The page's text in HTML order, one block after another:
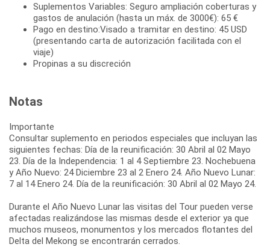
Suplementos Variables: Seguro ampliación coberturas y
gastos de anulación (hasta un máx. de 3000€): 65 €
Pago en destino:Visado a tramitar en destino: 45 USD
(presentando carta de autorización facilitada con el
viaje)
Propinas a su discreción
Notas
Importante
Consultar suplemento en periodos especiales que incluyan las
siguientes fechas: Día de la reunificación: 30 Abril al 02 Mayo
23. Día de la Independencia: 1 al 4 Septiembre 23. Nochebuena
y Año Nuevo: 24 Diciembre 23 al 2 Enero 24. Año Nuevo Lunar:
7 al 14 Enero 24. Día de la reunificación: 30 Abril al 02 Mayo 24.
Durante el Año Nuevo Lunar las visitas del Tour pueden verse
afectadas realizándose las mismas desde el exterior ya que
muchos museos, monumentos y los mercados flotantes del
Delta del Mekong se encontrarán cerrados.